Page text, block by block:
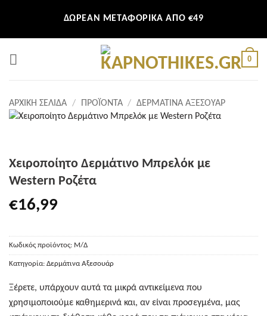
περιεχόμενο
ΔΩΡΕΑΝ ΜΕΤΑΦΟΡΙΚΑ ΑΠΟ €49
0
ΑΡΧΙΚΉ ΣΕΛΊΔΑ / ΠΡΟΪΌΝΤΑ / ΔΕΡΜΆΤΙΝΑ ΑΞΕΣΟΥΆΡ
Χειροποίητο Δερμάτινο Μπρελόκ με
Western Ροζέτα
€16,99
Κωδικός προϊόντος: Μ/Δ
Κατηγορία: Δερμάτινα Αξεσουάρ
Ξέρετε, υπάρχουν αυτά τα μικρά αντικείμενα που
χρησιμοποιούμε καθημερινά και, αν είναι προσεγμένα, μας